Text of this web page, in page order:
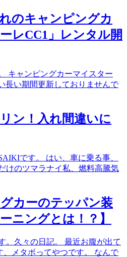
のキャンピングカ
レCC1」レンタル開
キャンピングカーマイスター
長い期間更新しておりませんで
ン！入れ間違いに
です。 はい、車に乗る事、
けのツマラナイ私、燃料高騰気
グカーのテッパン装
ニングとは！？】
。久々の日記。 最近お腹が出て
、メタボってやつです。 なんで